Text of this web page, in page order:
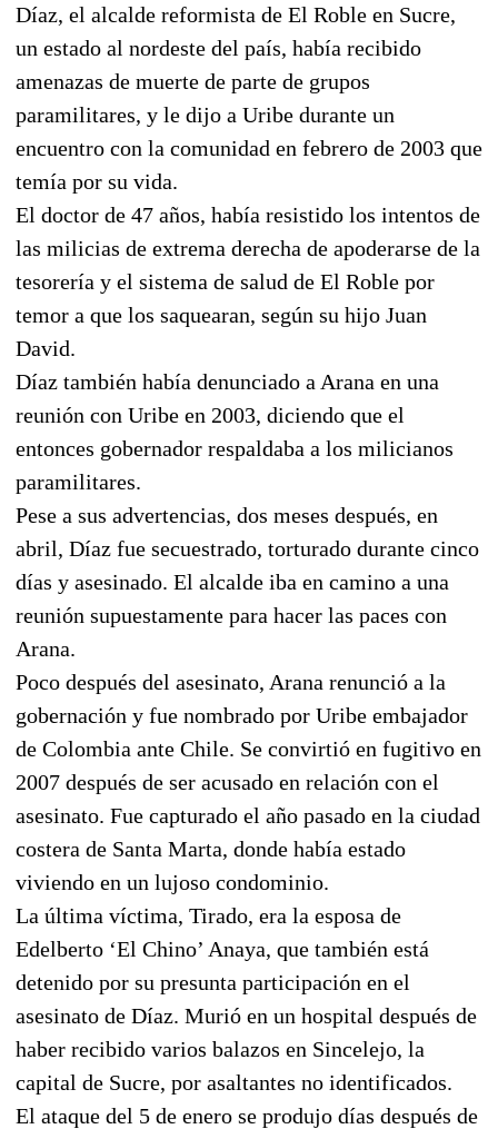
Díaz, el alcalde reformista de El Roble en Sucre,
un estado al nordeste del país, había recibido
amenazas de muerte de parte de grupos
paramilitares, y le dijo a Uribe durante un
encuentro con la comunidad en febrero de 2003 que
temía por su vida.
El doctor de 47 años, había resistido los intentos de
las milicias de extrema derecha de apoderarse de la
tesorería y el sistema de salud de El Roble por
temor a que los saquearan, según su hijo Juan
David.
Díaz también había denunciado a Arana en una
reunión con Uribe en 2003, diciendo que el
entonces gobernador respaldaba a los milicianos
paramilitares.
Pese a sus advertencias, dos meses después, en
abril, Díaz fue secuestrado, torturado durante cinco
días y asesinado. El alcalde iba en camino a una
reunión supuestamente para hacer las paces con
Arana.
Poco después del asesinato, Arana renunció a la
gobernación y fue nombrado por Uribe embajador
de Colombia ante Chile. Se convirtió en fugitivo en
2007 después de ser acusado en relación con el
asesinato. Fue capturado el año pasado en la ciudad
costera de Santa Marta, donde había estado
viviendo en un lujoso condominio.
La última víctima, Tirado, era la esposa de
Edelberto ‘El Chino’ Anaya, que también está
detenido por su presunta participación en el
asesinato de Díaz. Murió en un hospital después de
haber recibido varios balazos en Sincelejo, la
capital de Sucre, por asaltantes no identificados.
El ataque del 5 de enero se produjo días después de